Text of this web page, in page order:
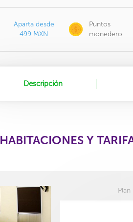
Aparta desde
499 MXN
Puntos
monedero
Descripción
HABITACIONES Y
Plan